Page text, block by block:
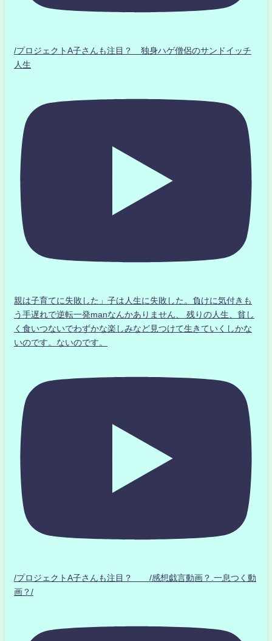
/プロジェクトA子さんも注目？ 独身ハゲ僧侶のサンドイッチ
人生
親は子育てに失敗した」子は人生に失敗した。負けに気付きも
う手遅れで逆転一発manなんかありません、 残りの人生、貧し
く食いつないでわずかな楽しみなど見つけて生きていくしかな
いのです。ないのです。
/プロジェクトA子さんも注目？ /感想戯言動画？.一息つく動
画？/